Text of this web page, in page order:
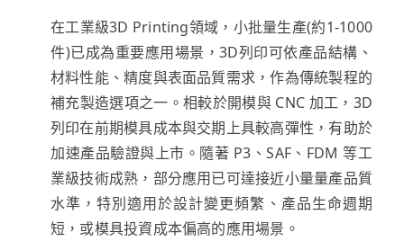
在工業級3D Printing領域，小批量生產(約1-1000
件)已成為重要應用場景，3D列印可依產品結構、
材料性能、精度與表面品質需求，作為傳統製程的
補充製造選項之一。相較於開模與 CNC 加工，3D
列印在前期模具成本與交期上具較高彈性，有助於
加速產品驗證與上市。隨著 P3、SAF、FDM 等工
業級技術成熟，部分應用已可達接近小量量產品質
水準，特別適用於設計變更頻繁、產品生命週期
短，或模具投資成本偏高的應用場景。